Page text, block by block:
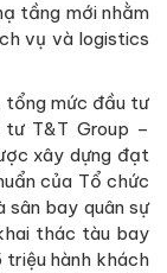
tầng mới nhằm
vụ và logistics
tổng mức đầu tư
T&T Group –
xây dựng đạt
của Tổ chức
sân bay quân sự
thác tàu bay
triệu hành khách